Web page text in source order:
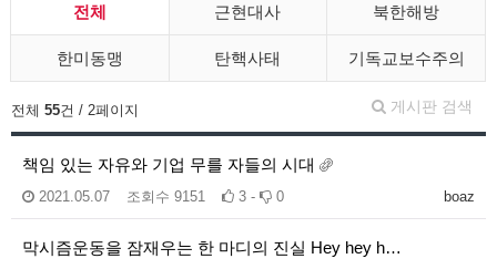
전체 근현대사 북한해방
한미동맹 탄핵사태 기독교보수주의
게시판 검색
전체 55건 / 2페이지
책임 있는 자유와 기업 무를 자들의 시대
boaz
2021.05.07 조회수 9151 3 - 0
막시즘운동을 잠재우는 한 마디의 진실 Hey hey h…